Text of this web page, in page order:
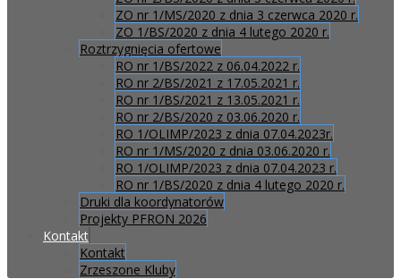
ZO nr 1/MS/2020 z dnia 3 czerwca 2020 r.
ZO 1/BS/2020 z dnia 4 lutego 2020 r.
Roztrzygnięcia ofertowe
RO nr 1/BS/2022 z 06.04.2022 r.
RO nr 2/BS/2021 z 17.05.2021 r.
RO nr 1/BS/2021 z 13.05.2021 r.
RO nr 2/BS/2020 z 03.06.2020 r.
RO 1/OLIMP/2023 z dnia 07.04.2023r.
RO nr 1/MS/2020 z dnia 03.06.2020 r.
RO 1/OLIMP/2023 z dnia 07.04.2023 r.
RO nr 1/BS/2020 z dnia 4 lutego 2020 r.
Druki dla koordynatorów
Projekty PFRON 2026
Kontakt
Kontakt
Zrzeszone Kluby